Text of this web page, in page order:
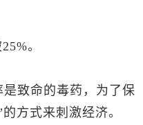
。
致命的毒药，为了保
方式来刺激经济。